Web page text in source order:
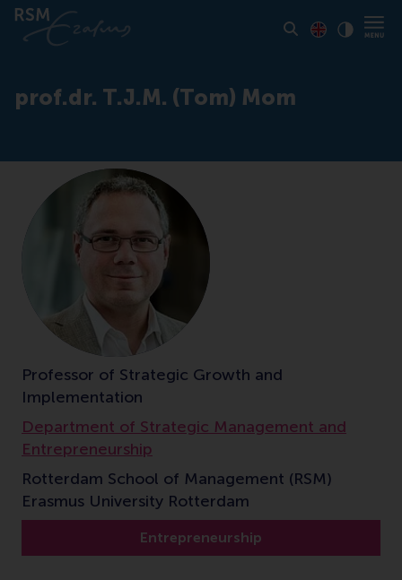
prof.dr. T.J.M. (Tom) Mom
Professor of Strategic Growth and
Implementation
Department of Strategic Management and
Entrepreneurship
Rotterdam School of Management (RSM)
Erasmus University Rotterdam
Entrepreneurship